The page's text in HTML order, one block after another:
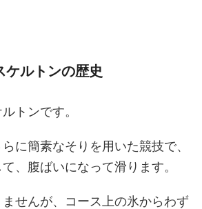
ケルトンの歴史
トンです。
に簡素なそりを用いた競技で、
、腹ばいになって滑ります。
せんが、コース上の氷からわず